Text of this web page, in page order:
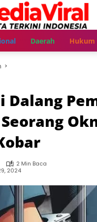
Daerah Hukum
Dalang
2 Min Baca
2024